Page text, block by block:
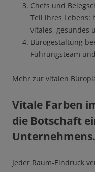
Chefs und
Teil ihres Lebens:
vitales, gesundes
Bürogestaltung
Führungsteam
Mehr zur vitalen
Vitale Farben
die Botschaft
Unternehmens.
Jeder Raum-Eindruck